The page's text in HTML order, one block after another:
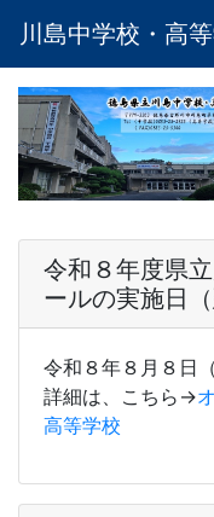
川島中学校・高
令和８年度県
ールの実施日
令和８年８月８日
詳細は、こちら→
高等学校